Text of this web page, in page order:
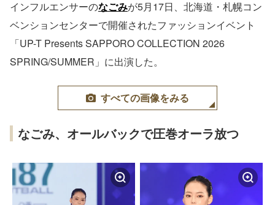
インフルエンサーのなごみが5月17日、北海道・札幌コン
ベンションセンターで開催されたファッションイベント
「UP-T Presents SAPPORO COLLECTION 2026
SPRING/SUMMER」に出演した。
すべての画像をみる
なごみ、オールバックで圧巻オーラ放つ